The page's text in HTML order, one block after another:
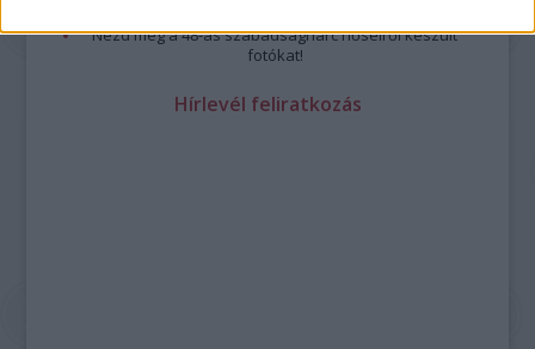
Nézd meg a 48-as szabadságharc hőseiről készült
fotókat!
Hírlevél feliratkozás